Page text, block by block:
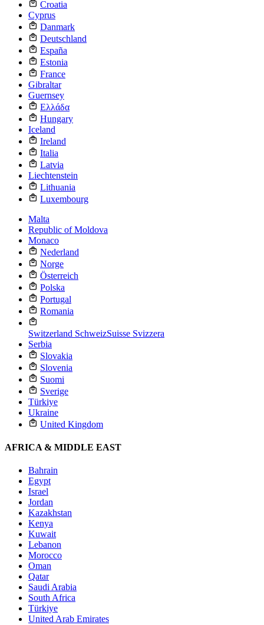
Croatia
Cyprus
Danmark
Deutschland
España
Estonia
France
Gibraltar
Guernsey
Ελλάδα
Hungary
Iceland
Ireland
Italia
Latvia
Liechtenstein
Lithuania
Luxembourg
Malta
Republic of Moldova
Monaco
Nederland
Norge
Österreich
Polska
Portugal
Romania
Switzerland SchweizSuisse Svizzera
Serbia
Slovakia
Slovenia
Suomi
Sverige
Türkiye
Ukraine
United Kingdom
AFRICA & MIDDLE EAST
Bahrain
Egypt
Israel
Jordan
Kazakhstan
Kenya
Kuwait
Lebanon
Morocco
Oman
Qatar
Saudi Arabia
South Africa
Türkiye
United Arab Emirates